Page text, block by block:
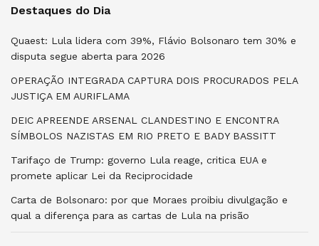
Destaques do Dia
Quaest: Lula lidera com 39%, Flávio Bolsonaro tem 30% e
disputa segue aberta para 2026
OPERAÇÃO INTEGRADA CAPTURA DOIS PROCURADOS PELA
JUSTIÇA EM AURIFLAMA
DEIC APREENDE ARSENAL CLANDESTINO E ENCONTRA
SÍMBOLOS NAZISTAS EM RIO PRETO E BADY BASSITT
Tarifaço de Trump: governo Lula reage, critica EUA e
promete aplicar Lei da Reciprocidade
Carta de Bolsonaro: por que Moraes proibiu divulgação e
qual a diferença para as cartas de Lula na prisão